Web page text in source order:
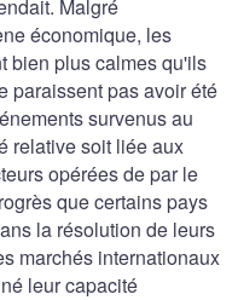
Malgré
économique, les
bien plus calmes qu'ils
paraissent pas avoir été
survenus au
relative soit liée aux
opérées de par le
que certains pays
la résolution de leurs
marchés internationaux
leur capacité